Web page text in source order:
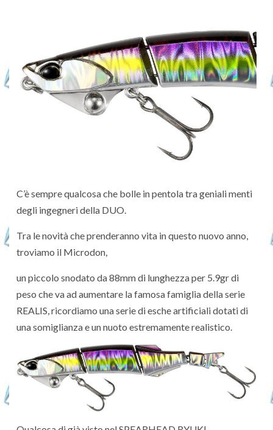
C’è sempre qualcosa che bolle in pentola tra geniali menti
degli ingegneri della DUO.
Tra le novità che prenderanno vita in questo nuovo anno,
troviamo il Microdon,
un piccolo snodato da 88mm di lunghezza per 5.9gr di
peso che va ad aumentare la famosa famiglia della serie
REALIS, ricordiamo una serie di esche artificiali dotati di
una somiglianza e un nuoto estremamente realistico.